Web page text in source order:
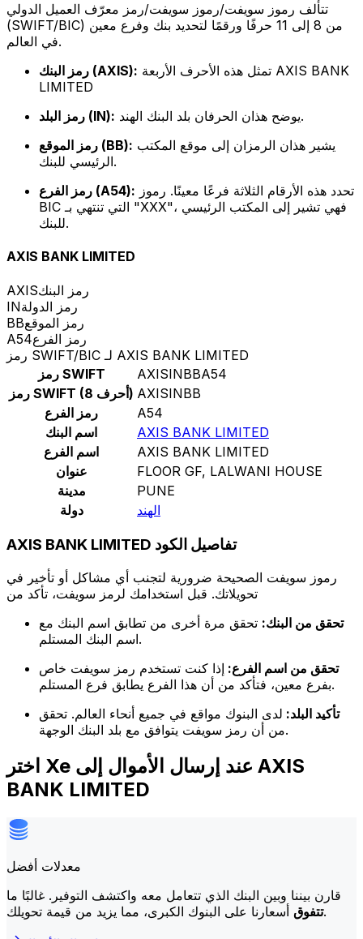
تتألف رموز سويفت/رموز سويفت/رمز معرّف العميل الدولي
(SWIFT/BIC) من 8 إلى 11 حرفًا ورقمًا لتحديد بنك وفرع معين
في العالم.
رمز البنك (AXIS):
LIMITED
رمز البلد (IN):
يوضح هذان الحرفان بلد البنك الهند.
رمز الموقع (BB):
الرئيسي للبنك.
رمز الفرع (A54):
BIC التي تنتهي بـ "XXX"، فهي تشير إلى المكتب الرئيسي
للبنك.
AXIS BANK LIMITED
AXISرمز البنك
INرمز الدولة
BBرمز الموقع
A54رمز الفرع
رمز SWIFT/BIC لـ AXIS BANK LIMITED
رمز SWIFT
AXISINBBA54
رمز SWIFT (8 أحرف) AXISINBB
رمز الفرع
A54
اسم البنك
AXIS BANK LIMITED
اسم الفرع
AXIS BANK LIMITED
عنوان
FLOOR GF, LALWANI HOUSE
مدينة
PUNE
دولة
الهند
AXIS BANK LIMITED تفاصيل الكود
رموز سويفت الصحيحة ضرورية لتجنب أي مشاكل أو تأخير في
تحويلاتك. قبل استخدامك لرمز سويفت، تأكد من
تحقق من البنك: تحقق مرة أخرى من تطابق اسم البنك مع
اسم البنك المستلم.
تحقق من اسم الفرع: إذا كنت تستخدم رمز سويفت خاص
بفرع معين، فتأكد من أن هذا الفرع يطابق فرع المستلم.
تأكيد البلد: لدى البنوك مواقع في جميع أنحاء العالم. تحقق
من أن رمز سويفت يتوافق مع بلد البنك الوجهة.
اختر Xe عند إرسال الأموال إلى AXIS
BANK LIMITED
معدلات أفضل
قارن بيننا وبين البنك الذي تتعامل معه واكتشف التوفير. غالبًا ما
تتفوقأسعارنا على البنوك الكبرى، مما يزيد من قيمة تحويلك.